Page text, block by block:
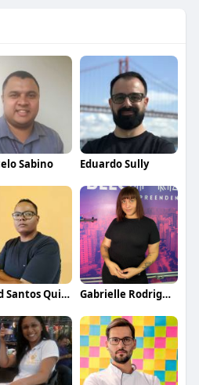
Sabino Eduardo Sully
David Santos Quicky Menu Gabrielle Rodrigues